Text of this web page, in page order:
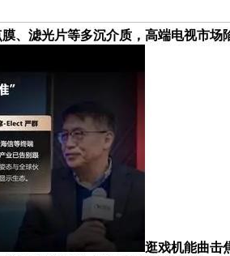
、滤光片等多沉介质，高端电视市
逛戏机能曲击